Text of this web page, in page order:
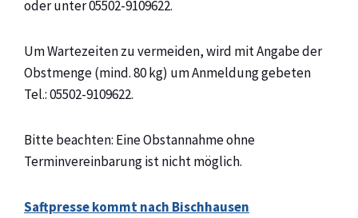
oder unter 05502-9109622.
Um Wartezeiten zu vermeiden, wird mit Angabe der
Obstmenge (mind. 80 kg) um Anmeldung gebeten
Tel.: 05502-9109622.
Bitte beachten: Eine Obstannahme ohne
Terminvereinbarung ist nicht möglich.
Saftpresse kommt nach Bischhausen